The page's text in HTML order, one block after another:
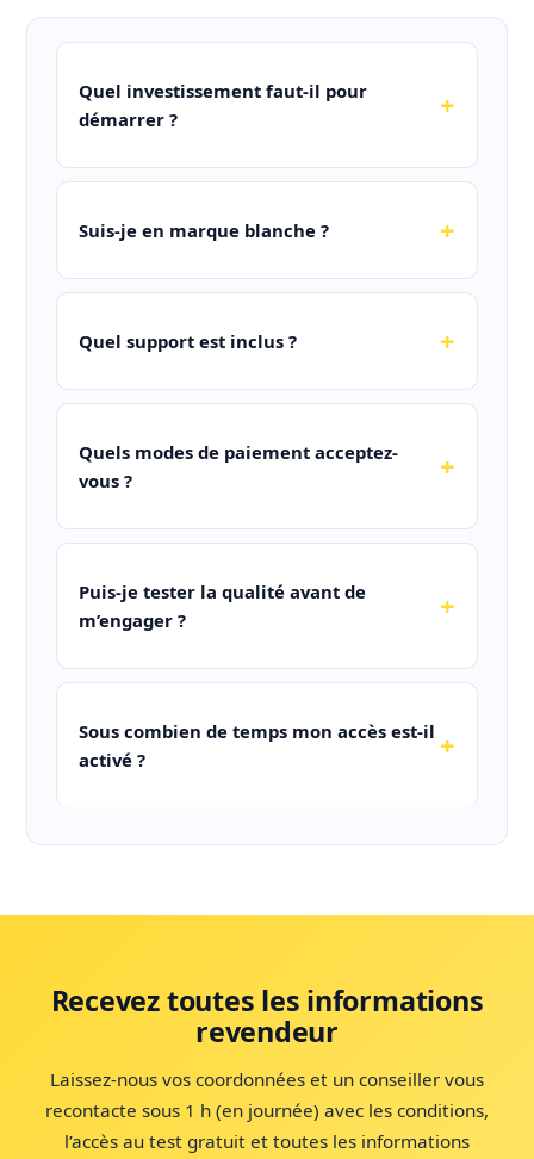
Quel investissement faut-il pour
démarrer ?
Suis-je en marque blanche ?
Quel support est inclus ?
Quels modes de paiement acceptez-
vous ?
Puis-je tester la qualité avant de
m’engager ?
Sous combien de temps mon accès est-il
activé ?
Recevez toutes les informations
revendeur
Laissez-nous vos coordonnées et un conseiller vous
recontacte sous 1 h (en journée) avec les conditions,
l’accès au test gratuit et toutes les informations